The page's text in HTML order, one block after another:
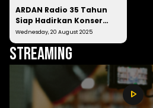
ARDAN Radio 35 Tahun
Siap Hadirkan Konser
Penuh Kejutan
Wednesday, 20 August 2025
Streaming
play_arrow